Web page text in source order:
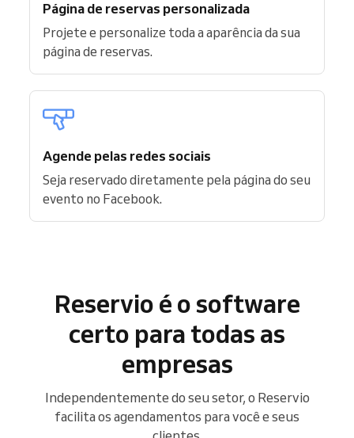
Página de reservas personalizada
Projete e personalize toda a aparência da sua
página de reservas.
Agende pelas redes sociais
Seja reservado diretamente pela página do seu
evento no Facebook.
Reservio é o software
certo para todas as
empresas
Independentemente do seu setor, o Reservio
facilita os agendamentos para você e seus